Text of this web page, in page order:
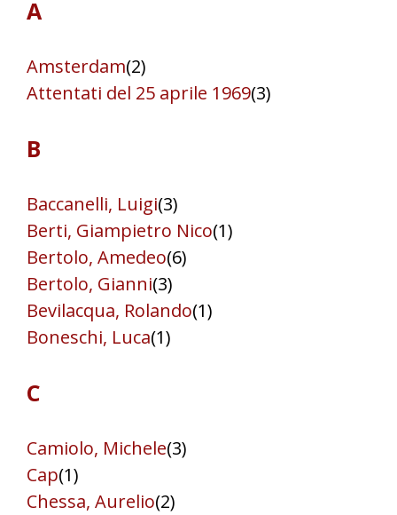
A
Amsterdam(2)
Attentati del 25 aprile 1969(3)
B
Baccanelli, Luigi(3)
Berti, Giampietro Nico(1)
Bertolo, Amedeo(6)
Bertolo, Gianni(3)
Bevilacqua, Rolando(1)
Boneschi, Luca(1)
C
Camiolo, Michele(3)
Cap(1)
Chessa, Aurelio(2)